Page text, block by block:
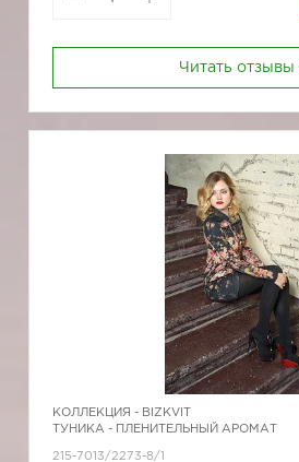
Читать отзывы
КОЛЛЕКЦИЯ - BIZKVIT
ТУНИКА - ПЛЕНИТЕЛЬНЫЙ АРОМАТ
215-7013/2273-8/1